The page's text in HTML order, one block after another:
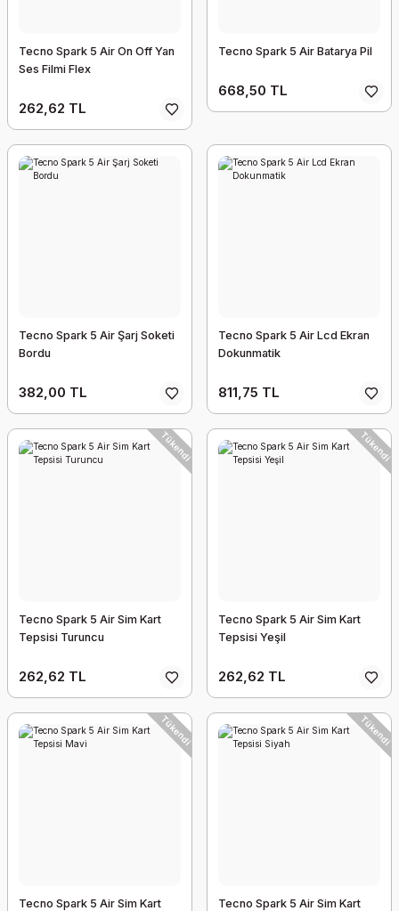
Tecno Spark 5 Air On Off Yan
Ses Filmi Flex
262,62 TL
Tecno Spark 5 Air Batarya Pil
668,50 TL
Tecno Spark 5 Air Şarj Soketi
Bordu
382,00 TL
Tecno Spark 5 Air Lcd Ekran
Dokunmatik
811,75 TL
Tükendi
Tecno Spark 5 Air Sim Kart
Tepsisi Turuncu
262,62 TL
Tükendi
Tecno Spark 5 Air Sim Kart
Tepsisi Yeşil
262,62 TL
Tükendi
Tecno Spark 5 Air Sim Kart
Tükendi
Tecno Spark 5 Air Sim Kart